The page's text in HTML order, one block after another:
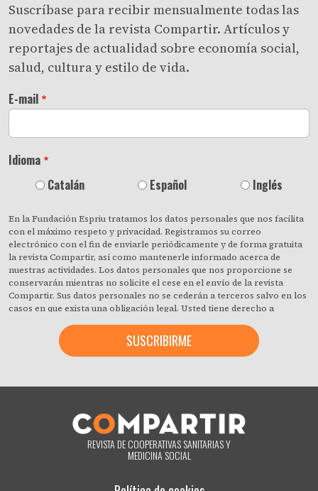
Suscríbase para recibir mensualmente todas las
novedades de la revista Compartir. Artículos y
reportajes de actualidad sobre economía social,
salud, cultura y estilo de vida.
E-mail
Idioma
Catalán
Español Inglés
En la Fundación Espriu tratamos los datos personales que nos facilita
con el máximo respeto y privacidad. Registramos su correo
electrónico con el fin de enviarle periódicamente y de forma gratuita
la revista Compartir, así como mantenerle informado acerca de
nuestras actividades. Los datos personales que nos proporcione se
conservarán mientras no solicite el cese en el envío de la revista
Compartir. Sus datos personales no se cederán a terceros salvo en los
casos en que exista una obligación legal. Usted tiene derecho a
tratando sus datos personales y a revocar cuando lo desee, con efecto
inmediato, su consentimiento para ello. También puede acceder a sus
datos personales, rectificar los que sean inexactos o solicitar su
fueron recogidos. Al hacer clic acepta expresamente que podamos
cambiar de opinión en cualquier momento haciendo clic en el enlace
«darme de baja» que hay en el pie de página de cualquier correo
electrónico que reciba de nuestra parte, o poniéndose en contacto
con nosotros en el correo electrónico compartir@fespriu.org.
REVISTA DE COOPERATIVAS SANITARIAS Y
MEDICINA SOCIAL